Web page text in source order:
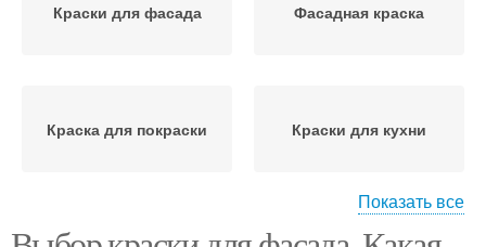
Краски для фасада Фасадная краска
Краска для покраски Краски для кухни
Краски для деревянных
Показать все